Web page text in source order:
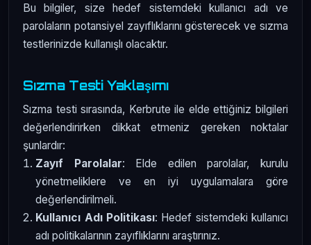
Bu bilgiler, size hedef sistemdeki kullanıcı adı ve
parolaların potansiyel zayıflıklarını gösterecek ve sızma
testlerinizde kullanışlı olacaktır.
Sızma Testi Yaklaşımı
Sızma testi sırasında, Kerbrute ile elde ettiğiniz bilgileri
değerlendirirken dikkat etmeniz gereken noktalar
şunlardır:
Zayıf Parolalar: Elde edilen parolalar, kurulu
yönetmeliklere ve en iyi uygulamalara göre
değerlendirilmeli.
Kullanıcı Adı Politikası: Hedef sistemdeki kullanıcı
adı politikalarının zayıflıklarını araştırınız.